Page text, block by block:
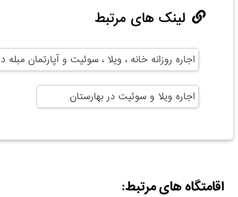
لینک های مرتبط
اجاره روزانه خانه ، ویلا ، سوئیت و آپارتمان مبله
اجاره ویلا و سوئیت در بهارستان
اقامتگاه های مرتبط: